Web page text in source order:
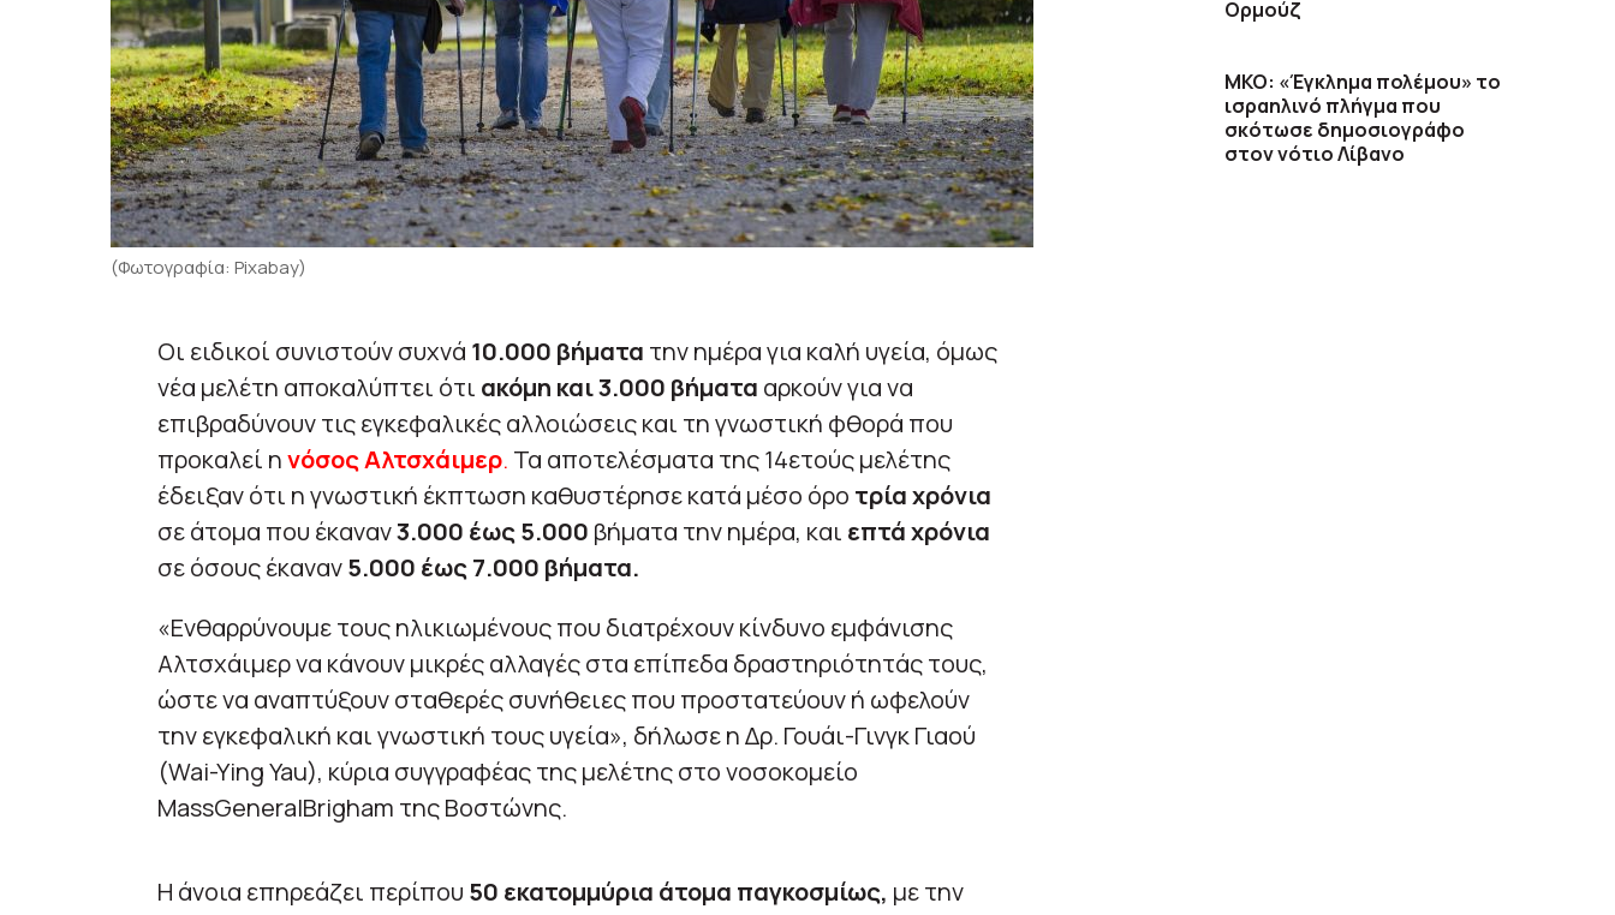
(Φωτογραφία: Pixabay)
Οι ειδικοί συνιστούν συχνά 10.000 βήματα την ημέρα για καλή υγεία, όμως
νέα μελέτη αποκαλύπτει ότι ακόμη και 3.000 βήματα αρκούν για να
επιβραδύνουν τις εγκεφαλικές αλλοιώσεις και τη γνωστική φθορά που
προκαλεί ηνόσος Αλτσχάιμερ. Τα αποτελέσματα της 14ετούς μελέτης
έδειξαν ότι η γνωστική έκπτωση καθυστέρησε κατά μέσο όρο τρία χρόνια
σε άτομα που έκαναν3.000 έως 5.000 βήματα την ημέρα, και επτά χρόνια
σε όσους έκαναν5.000 έως 7.000 βήματα.
«Ενθαρρύνουμε τους ηλικιωμένους που διατρέχουν κίνδυνο εμφάνισης
Αλτσχάιμερ να κάνουν μικρές αλλαγές στα επίπεδα δραστηριότητάς τους,
ώστε να αναπτύξουν σταθερές συνήθειες που προστατεύουν ή ωφελούν
την εγκεφαλική και γνωστική τους υγεία», δήλωσε η Δρ. Γουάι-Γινγκ Γιαού
(Wai-Ying Yau), κύρια συγγραφέας της μελέτης στο νοσοκομείο
MassGeneralBrigham της Βοστώνης.
Η άνοια επηρεάζει περίπου 50 εκατομμύρια άτομα παγκοσμίως, με την
Ορμούζ
ΜΚΟ: «Έγκλημα πολέμου» το
ισραηλινό πλήγμα που
σκότωσε δημοσιογράφο
στον νότιο Λίβανο